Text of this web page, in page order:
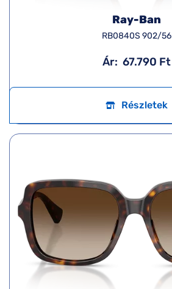
Ray-Ban
RB0840S 902/56
Ár: 67.790 Ft
Részletek